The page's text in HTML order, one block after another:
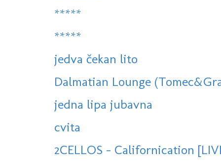
*****
*****
jedva čekan lito
Dalmatian Lounge
jedna lipa jubavna
cvita
2CELLOS - Californication